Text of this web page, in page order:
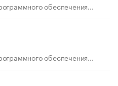
обеспечения...
обеспечения...